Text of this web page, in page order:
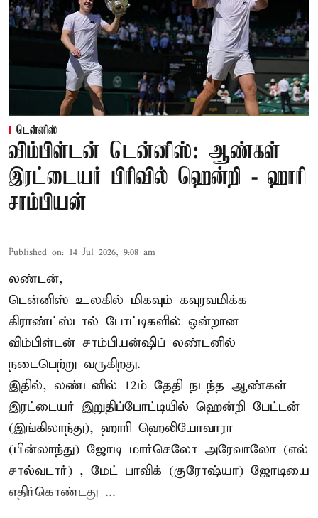
டென்னிஸ்
விம்பிள்டன் டென்னிஸ்: ஆண்கள்
இரட்டையர் பிரிவில் ஹென்றி - ஹாரி
சாம்பியன்
Published on: 14 Jul 2026, 9:08 am
லண்டன்,
டென்னிஸ் உலகில் மிகவும் கவுரவமிக்க
கிராண்ட்ஸ்டால் போட்டிகளில் ஒன்றான
விம்பிள்டன் சாம்பியன்ஷிப் லண்டனில்
நடைபெற்று வருகிறது.
இதில், லண்டனில் 12ம் தேதி நடந்த ஆண்கள்
இரட்டையர் இறுதிப்போட்டியில் ஹென்றி பேட்டன்
(இங்கிலாந்து), ஹாரி ஹெலியோவாரா
(பின்லாந்து) ஜோடி மார்செலோ அரேவாலோ (எல்
சால்வடார்) , மேட் பாவிக் (குரோஷ்யா) ஜோடியை
எதிர்கொண்டது ...